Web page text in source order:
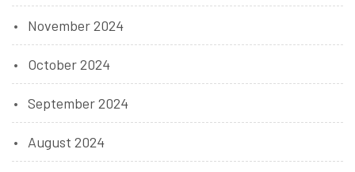
November 2024
October 2024
September 2024
August 2024